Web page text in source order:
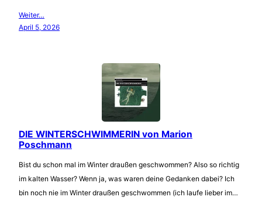
Weiter…
April 5, 2026
DIE WINTERSCHWIMMERIN von Marion
Poschmann
Bist du schon mal im Winter draußen geschwommen? Also so richtig
im kalten Wasser? Wenn ja, was waren deine Gedanken dabei? Ich
bin noch nie im Winter draußen geschwommen (ich laufe lieber im…